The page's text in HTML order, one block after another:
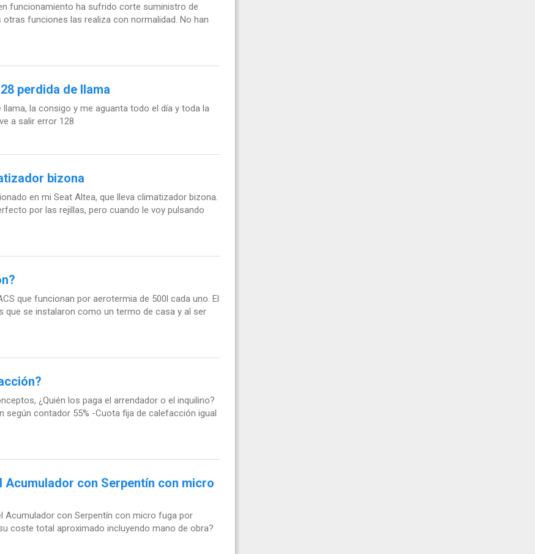
funcionamiento ha sufrido corte suministro de
funciones las realiza con normalidad. No han
perdida de llama
la consigo y me aguanta todo el día y toda la
a salir error 128
bizona
en mi Seat Altea, que lleva climatizador bizona.
por las rejillas, pero cuando le voy pulsando
que funcionan por aerotermia de 500l cada uno. El
que se instalaron como un termo de casa y al ser
¿Quién los paga el arrendador o el inquilino?
contador 55% -Cuota fija de calefacción igual
Acumulador con Serpentín con micro
Acumulador con Serpentín con micro fuga por
coste total aproximado incluyendo mano de obra?